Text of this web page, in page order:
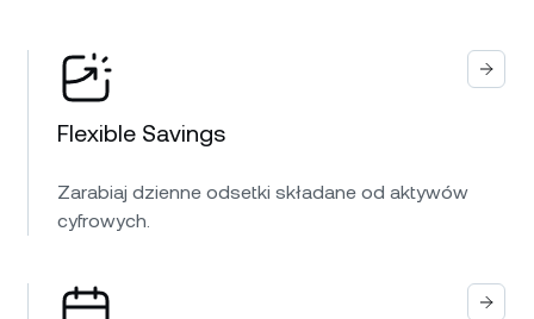
Flexible Savings
Zarabiaj dzienne odsetki składane od aktywów
cyfrowych.